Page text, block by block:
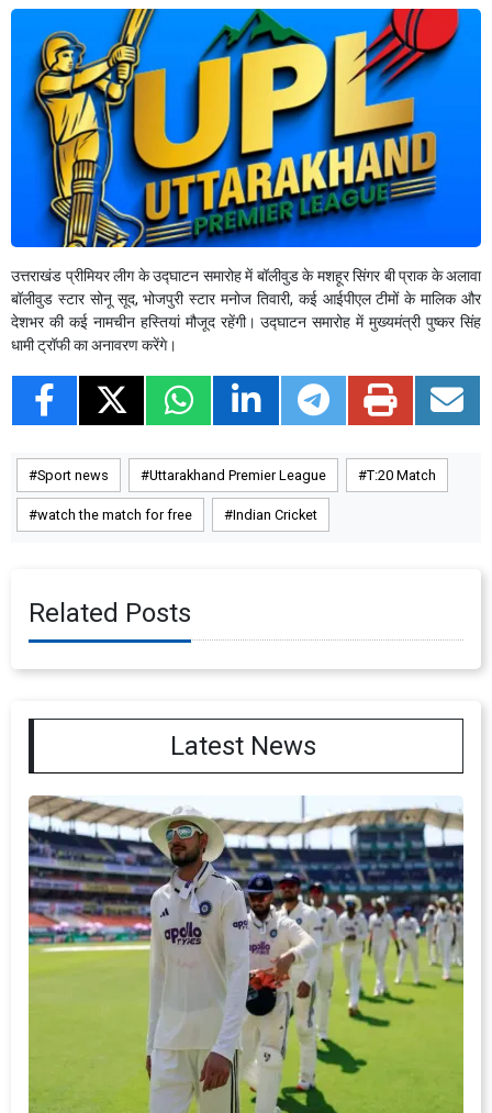
उत्तराखंड प्रीमियर लीग के उद्घाटन समारोह में बॉलीवुड के मशहूर सिंगर बी प्राक के अलावा
बॉलीवुड स्टार सोनू सूद, भोजपुरी स्टार मनोज तिवारी, कई आईपीएल टीमों के मालिक और
देशभर की कई नामचीन हस्तियां मौजूद रहेंगी। उद्घाटन समारोह में मुख्यमंत्री पुष्कर सिंह
धामी ट्रॉफी का अनावरण करेंगे।
Sport news Uttarakhand Premier League T:20 Match
watch the match for free Indian Cricket
Related Posts
Latest News